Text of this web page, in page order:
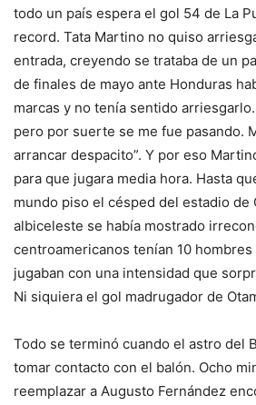
todo un país espera el gol 54 de La
record. Tata Martino no quiso
entrada, creyendo se trataba de un
de finales de mayo ante Honduras
marcas y no tenía sentido
pero por suerte se me fue pasando.
arrancar despacito”. Y por eso
para que jugara media hora. Hasta
mundo piso el césped del estadio de
albiceleste se había mostrado
centroamericanos tenían 10
jugaban con una intensidad que
Ni siquiera el gol madrugador de
Todo se terminó cuando el astro del
tomar contacto con el balón. Ocho
reemplazar a Augusto Fernández